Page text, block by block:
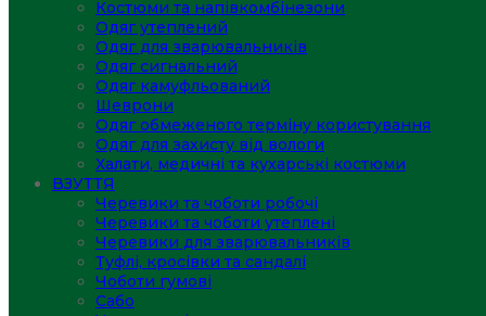
Костюми та напівкомбінезони
Одяг утеплений
Одяг для зварювальників
Одяг сигнальний
Одяг камуфльований
Шеврони
Одяг обмеженого терміну користування
Одяг для захисту від вологи
Халати, медичні та кухарські костюми
ВЗУТТЯ
Черевики та чоботи робочі
Черевики та чоботи утеплені
Черевики для зварювальників
Туфлі, кросівки та сандалі
Чоботи гумові
Сабо